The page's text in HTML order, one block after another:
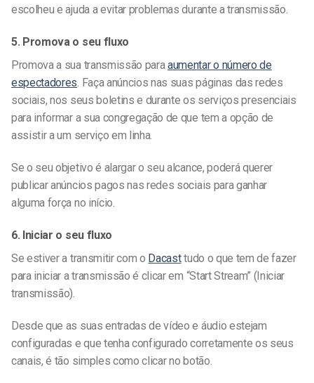
escolheu e ajuda a evitar problemas durante a transmissão.
5. Promova o seu fluxo
Promova a sua transmissão paraaumentar o número de
espectadores. Faça anúncios nas suas páginas das redes
sociais, nos seus boletins e durante os serviços presenciais
para informar a sua congregação de que tem a opção de
assistir a um serviço em linha.
Se o seu objetivo é alargar o seu alcance, poderá querer
publicar anúncios pagos nas redes sociais para ganhar
alguma força no início.
6. Iniciar o seu fluxo
Se estiver a transmitir com o Dacasttudo o que tem de fazer
para iniciar a transmissão é clicar em “Start Stream” (Iniciar
transmissão).
Desde que as suas entradas de vídeo e áudio estejam
configuradas e que tenha configurado corretamente os seus
canais, é tão simples como clicar no botão.